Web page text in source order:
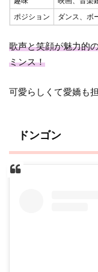
ポジション
ダンス、ボ
歌声と笑顔が魅力的
ミンス！
可愛らしくて愛嬌も
ドンゴン